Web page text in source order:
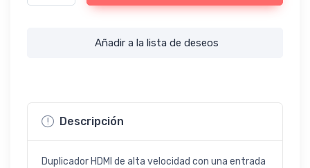
Añadir a la lista de deseos
Descripción
Duplicador HDMI de alta velocidad con una entrada